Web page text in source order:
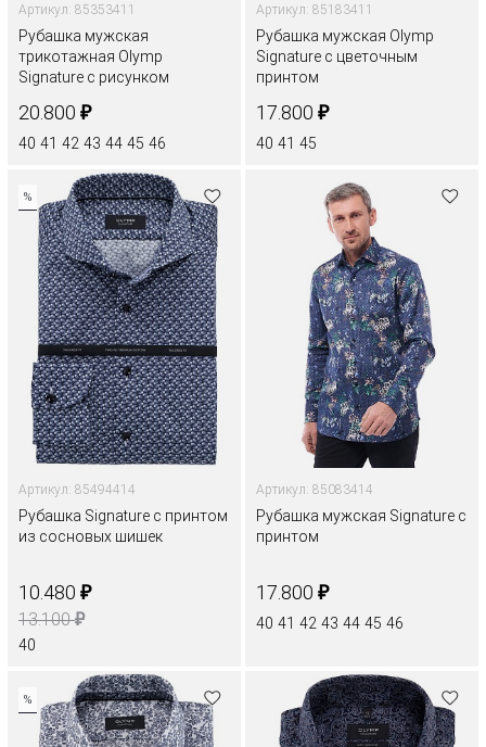
Артикул: 85353411
Рубашка мужская
трикотажная Olymp
Signature с рисунком
20.800 ₽
40 41 42 43 44 45 46
Артикул: 85183411
Рубашка мужская Olymp
Signature с цветочным
принтом
17.800 ₽
40 41 45
%
Артикул: 85494414
Рубашка Signature с принтом
из сосновых шишек
10.480 ₽
13.100₽
40
Артикул: 85083414
Рубашка мужская Signature с
принтом
17.800 ₽
40 41 42 43 44 45 46
%